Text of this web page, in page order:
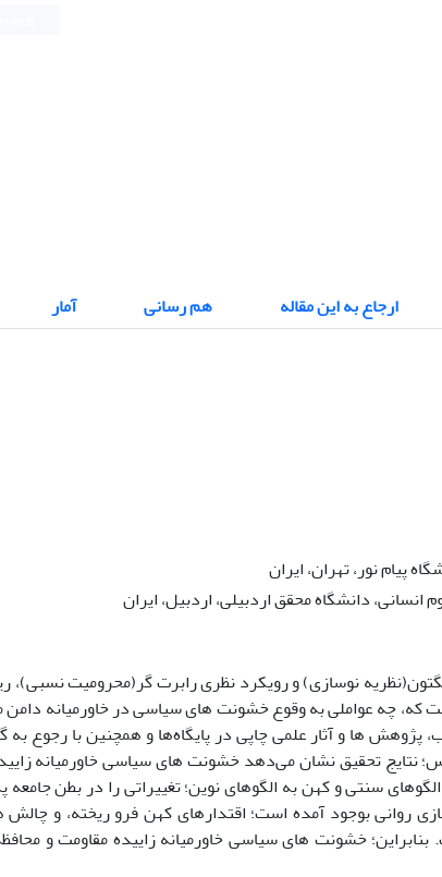
ارجاع به این مقاله هم رسانی
آمار
پیام نور، تهران، ایران
دانشگاه محقق اردبیلی، اردبیل، ایران
نوسازی) و رویکرد نظری رابرت گر(محرومیت
که، چه عواملی به وقوع خشونت های سیاسی در خاورمیانه
پژوهش ها و آثار علمی چاپی در پایگاه‌ها و همچنین با رجوع
تحقیق نشان می‌دهد خشونت های سیاسی خاورمیانه
سنتی و کهن به الگوهای نوین؛ تغییراتی را در بطن جامعه
روانی بوجود آمده است؛ اقتدارهای کهن فرو ریخته، و
خشونت های سیاسی خاورمیانه زاییده مقاومت و